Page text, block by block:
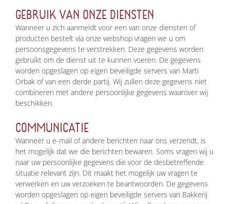
GEBRUIK VAN ONZE DIENSTEN
Wanneer u zich aanmeldt voor een van onze diensten of
producten bestelt via onze webshop vragen we u om
persoonsgegevens te verstrekken. Deze gegevens worden
gebruikt om de dienst uit te kunnen voeren. De gegevens
worden opgeslagen op eigen beveiligde servers van Marti
Orbak of van een derde partij. Wij zullen deze gegevens niet
combineren met andere persoonlijke gegevens waarover wij
beschikken.
COMMUNICATIE
Wanneer u e-mail of andere berichten naar ons verzendt, is
het mogelijk dat we die berichten bewaren. Soms vragen wij u
naar uw persoonlijke gegevens die voor de desbetreffende
situatie relevant zijn. Dit maakt het mogelijk uw vragen te
verwerken en uw verzoeken te beantwoorden. De gegevens
worden opgeslagen op eigen beveiligde servers van Bakkerij